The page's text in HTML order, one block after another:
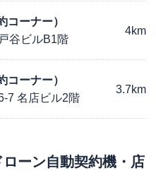
コーナー）
谷ビルB1階
4km
コーナー）
7 名店ビル2階
3.7km
ーン自動契約機・店